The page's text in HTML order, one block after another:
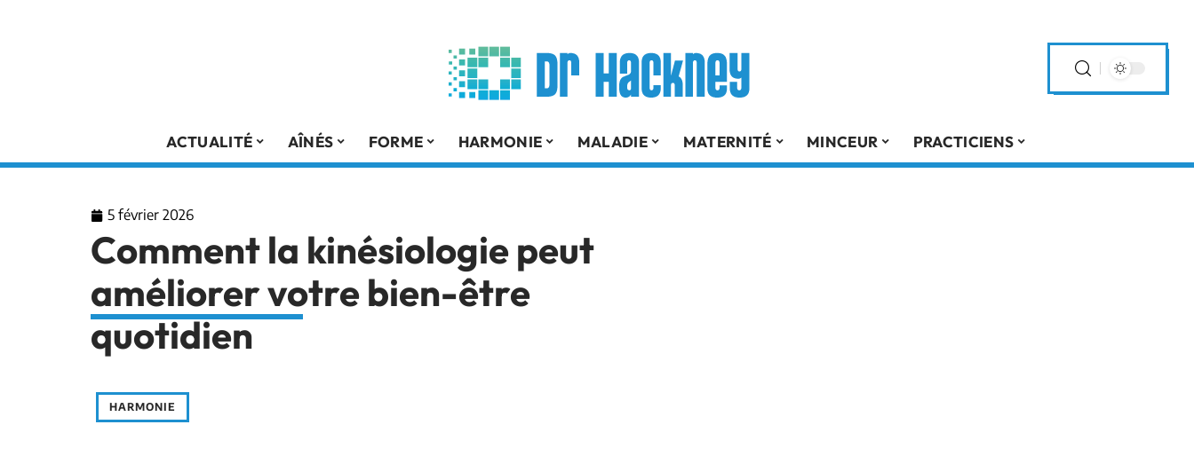
ACTUALITÉ AÎNÉS FORME HARMONIE MALADIE MATERNITÉ MINCEUR PRACTICIENS
5 février 2026
Comment la kinésiologie peut
améliorer votre bien-être
quotidien
HARMONIE